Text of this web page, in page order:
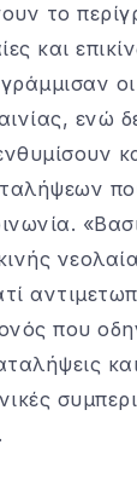
το
και
οι
ενώ
που